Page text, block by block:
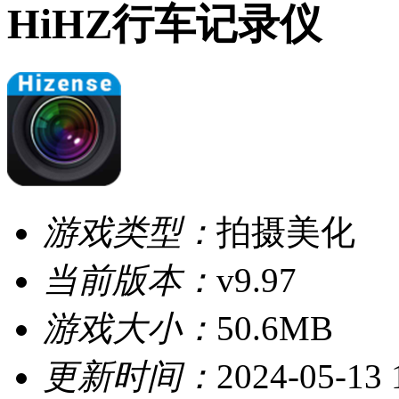
HiHZ行车记录仪
游戏类型： 拍摄美化
当前版本： v9.97
游戏大小： 50.6MB
更新时间： 2024-05-13